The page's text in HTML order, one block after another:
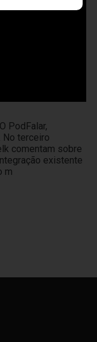
PodFalar,
No terceiro
comentam sobre
existente
m